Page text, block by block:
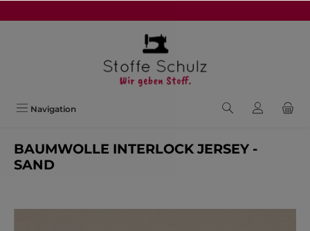
Navigation
BAUMWOLLE INTERLOCK JERSEY -
SAND